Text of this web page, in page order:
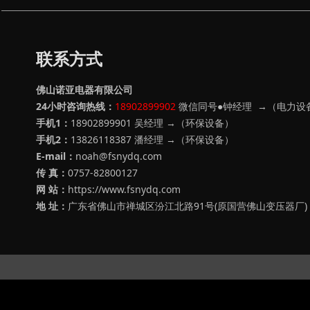
联系方式
佛山诺亚电器有限公司
24小时咨询热线： 18902899902 微信同号●钟经理 →（电力设
手机1： 18902899901 吴经理 →（环保设备）
手机2： 13826118387 潘经理 →（环保设备）
E-mail： noah@fsnydq.com
传 真： 0757-82800127
网 站： https://www.fsnydq.com
地 址： 广东省佛山市禅城区汾江北路91号(原国营佛山变压器厂)